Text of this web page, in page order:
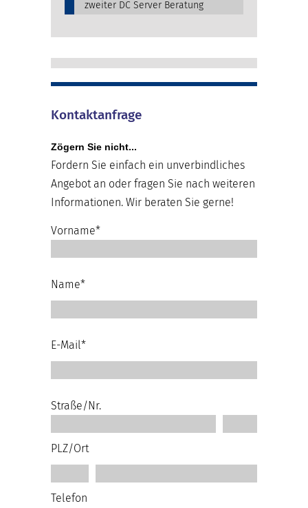
zweiter DC Server Beratung
Kontaktanfrage
Zögern Sie nicht...
Fordern Sie einfach ein unverbindliches
Angebot an oder fragen Sie nach weiteren
Informationen. Wir beraten Sie gerne!
Vorname*
Name*
E-Mail*
Straße/Nr.
PLZ/Ort
Telefon